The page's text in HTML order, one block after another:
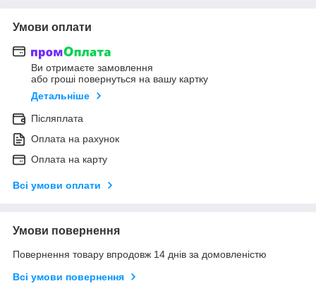
Умови оплати
Ви отримаєте замовлення
або гроші повернуться на вашу картку
Детальніше
Післяплата
Оплата на рахунок
Оплата на карту
Всі умови оплати
Умови повернення
Повернення товару впродовж 14 днів за домовленістю
Всі умови повернення